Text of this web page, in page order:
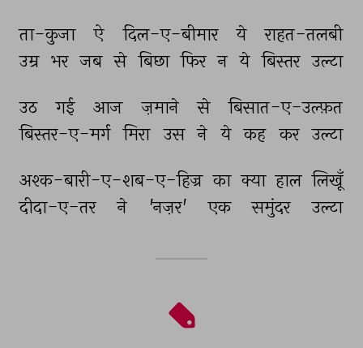
ता-कुजा ऐ दिल-ए-बीमार ये
राहत-तलबी
उम्र भर जब से बिछा फिर न ये बिस्तर उल्टा
उठ गई आज ज़माने से
बिसात-ए-उल्फ़त
बिस्तर-ए-मर्ग मिरा उस ने ये कह कर उल्टा
अश्क-बारी-ए-शब-ए-हिज्र का क्या हाल लिखूँ
दीदा-ए-तर
ने 'नज़र' एक समुंदर उल्टा